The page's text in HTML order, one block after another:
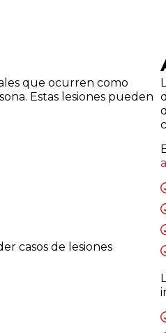
que ocurren como
Estas lesiones pueden
casos de lesiones